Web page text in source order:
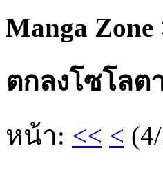
Manga
ตกลงโซโลต
หน้า: << <